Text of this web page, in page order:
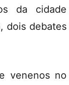
da cidade
dois debates
venenos no